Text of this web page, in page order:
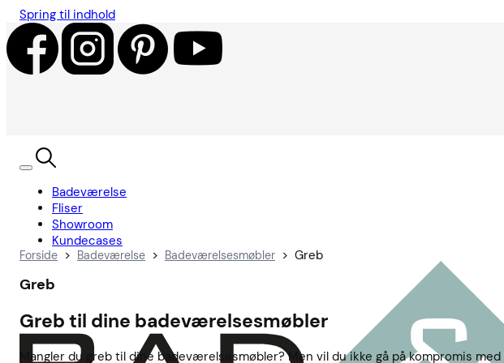
Spring til indhold
Badeværelse
Fliser
Showroom
Kundecases
Forside > Badeværelse > Badeværelsesmøbler > Greb
Greb
Greb til dine badeværelsesmøbler
Mangler du greb til dine badeværelsesmøbler? Men vil du ikke gå på kompromis